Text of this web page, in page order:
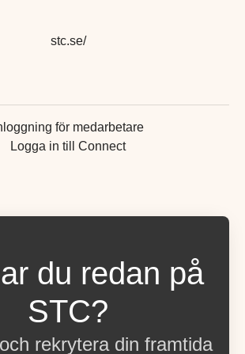
stc.se/
för medarbetare
Logga in till Connect
du redan på
STC?
rekrytera din framtida